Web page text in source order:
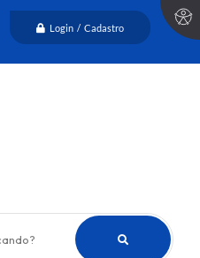
Login / Cadastro